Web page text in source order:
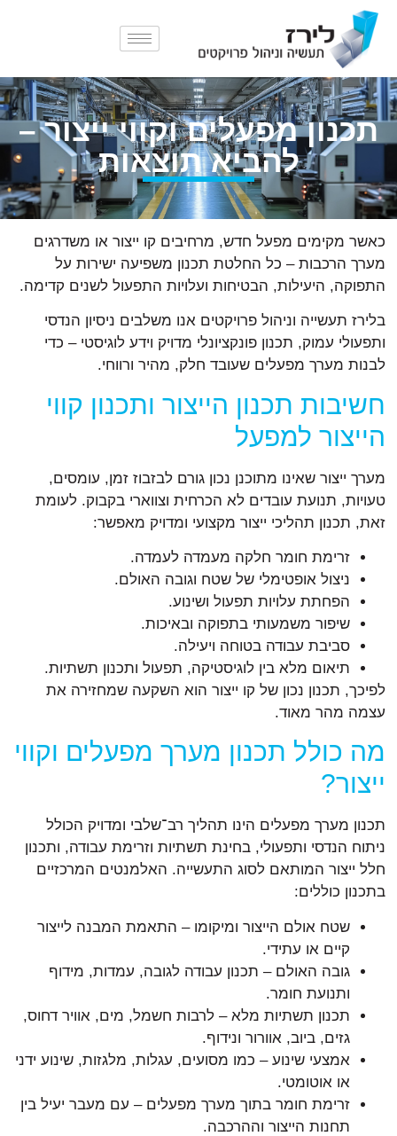
תכנון מפעלים וקווי ייצור –
להביא תוצאות
כאשר מקימים מפעל חדש, מרחיבים קו ייצור או משדרגים
מערך הרכבות – כל החלטת תכנון משפיעה ישירות על
התפוקה, היעילות, הבטיחות ועלויות התפעול לשנים קדימה.
בלירז תעשייה וניהול פרויקטים אנו משלבים ניסיון הנדסי
ותפעולי עמוק, תכנון פונקציונלי מדויק וידע לוגיסטי – כדי
לבנות מערך מפעלים שעובד חלק, מהיר ורווחי.
חשיבות תכנון הייצור ותכנון קווי
הייצור למפעל
מערך ייצור שאינו מתוכנן נכון גורם לבזבוז זמן, עומסים,
טעויות, תנועת עובדים לא הכרחית וצווארי בקבוק. לעומת
זאת, תכנון תהליכי ייצור מקצועי ומדויק מאפשר:
זרימת חומר חלקה מעמדה לעמדה.
ניצול אופטימלי של שטח וגובה האולם.
הפחתת עלויות תפעול ושינוע.
שיפור משמעותי בתפוקה ובאיכות.
סביבת עבודה בטוחה ויעילה.
תיאום מלא בין לוגיסטיקה, תפעול ותכנון תשתיות.
לפיכך, תכנון נכון של קו ייצור הוא השקעה שמחזירה את
עצמה מהר מאוד.
מה כולל תכנון מערך מפעלים וקווי
ייצור?
תכנון מערך מפעלים הינו תהליך רב־שלבי ומדויק הכולל
ניתוח הנדסי ותפעולי, בחינת תשתיות וזרימת עבודה, ותכנון
חלל ייצור המותאם לסוג התעשייה. האלמנטים המרכזיים
בתכנון כוללים:
שטח אולם הייצור ומיקומו – התאמת המבנה לייצור
קיים או עתידי.
גובה האולם – תכנון עבודה לגובה, עמדות, מידוף
ותנועת חומר.
תכנון תשתיות מלא – לרבות חשמל, מים, אוויר דחוס,
גזים, ביוב, אוורור ונידוף.
אמצעי שינוע – כמו מסועים, עגלות, מלגזות, שינוע ידני
או אוטומטי.
זרימת חומר בתוך מערך מפעלים – עם מעבר יעיל בין
תחנות הייצור וההרכבה.